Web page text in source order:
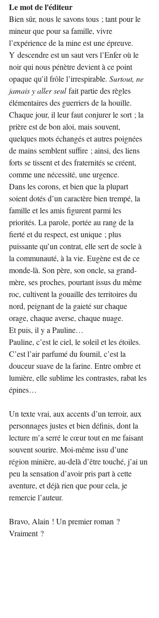
Le mot de l'éditeur
Bien sûr, nous le savons tous ; tant pour le
mineur que pour sa famille, vivre
l’expérience de la mine est une épreuve.
Y descendre est un saut vers l’Enfer où le
noir qui nous pénètre devient à ce point
opaque qu’il frôle l’irrespirable. Surtout, ne
jamais y aller seul fait partie des règles
élémentaires des guerriers de la houille.
Chaque jour, il leur faut conjurer le sort ; la
prière est de bon aloi, mais souvent,
quelques mots échangés et autres poignées
de mains semblent suffire ; ainsi, des liens
forts se tissent et des fraternités se créent,
comme une nécessité, une urgence.
Dans les corons, et bien que la plupart
soient dotés d’un caractère bien trempé, la
famille et les amis figurent parmi les
priorités. La parole, portée au rang de la
fierté et du respect, est unique ; plus
puissante qu’un contrat, elle sert de socle à
la communauté, à la vie. Eugène est de ce
monde-là. Son père, son oncle, sa grand-
mère, ses proches, pourtant issus du même
roc, cultivent la gouaille des territoires du
nord, peignant de la gaieté sur chaque
orage, chaque averse, chaque nuage.
Et puis, il y a Pauline…
Pauline, c’est le ciel, le soleil et les étoiles.
C’est l’air parfumé du fournil, c’est la
douceur suave de la farine. Entre ombre et
lumière, elle sublime les contrastes, rabat les
épines…
Un texte vrai, aux accents d’un terroir, aux
personnages justes et bien définis, dont la
lecture m’a serré le cœur tout en me faisant
souvent sourire. Moi-même issu d’une
région minière, au-delà d’être touché, j’ai un
peu la sensation d’avoir pris part à cette
aventure, et déjà rien que pour cela, je
remercie l’auteur.
Bravo, Alain ! Un premier roman ?
Vraiment ?